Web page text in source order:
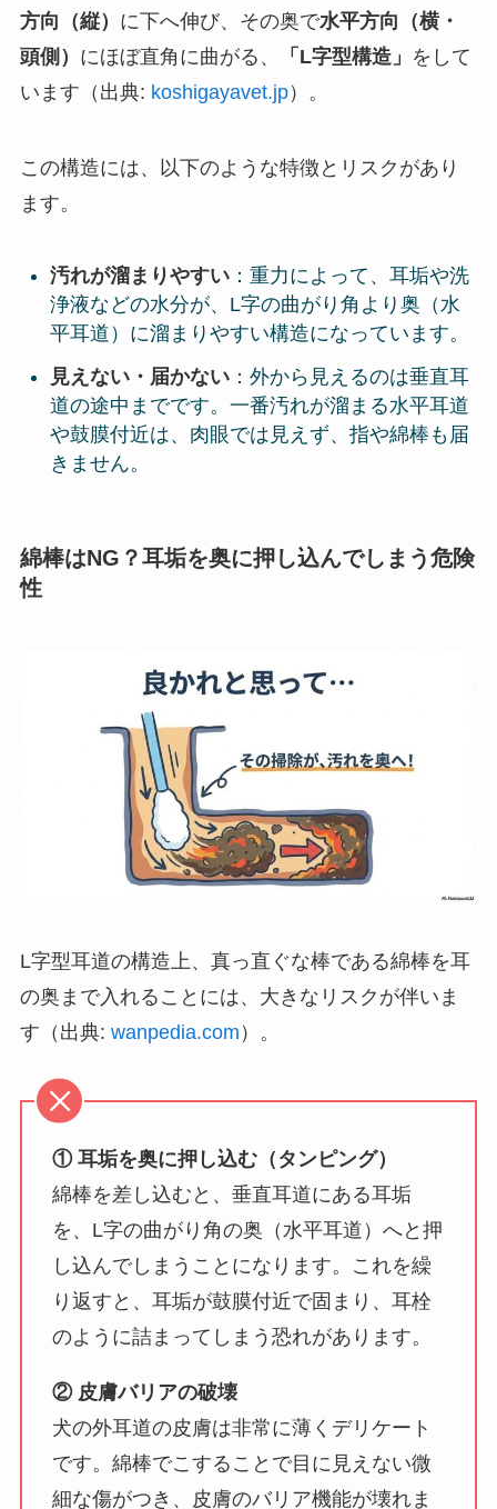
方向（縦） に下へ伸び、その奥で水平方向（横・
頭側） にほぼ直角に曲がる、 「L字型構造」 をして
います（出典: koshigayavet.jp）。
この構造には、以下のような特徴とリスクがあり
ます。
汚れが溜まりやすい：重力によって、耳垢や洗
浄液などの水分が、L字の曲がり角より奥（水
平耳道）に溜まりやすい構造になっています。
見えない・届かない：外から見えるのは垂直耳
道の途中までです。一番汚れが溜まる水平耳道
や鼓膜付近は、肉眼では見えず、指や綿棒も届
きません。
綿棒はNG？耳垢を奥に押し込んでしまう危険
性
L字型耳道の構造上、真っ直ぐな棒である綿棒を耳
の奥まで入れることには、大きなリスクが伴いま
す（出典: wanpedia.com ）。
① 耳垢を奥に押し込む（タンピング）
綿棒を差し込むと、垂直耳道にある耳垢
を、L字の曲がり角の奥（水平耳道）へと押
し込んでしまうことになります。これを繰
り返すと、耳垢が鼓膜付近で固まり、耳栓
のように詰まってしまう恐れがあります。
② 皮膚バリアの破壊
犬の外耳道の皮膚は非常に薄くデリケート
です。綿棒でこすることで目に見えない微
細な傷がつき、皮膚のバリア機能が壊れま